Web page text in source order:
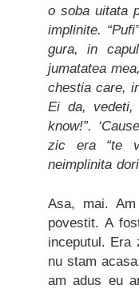
o soba uitata
implinite.
gura, in
jumatatea
chestia care,
Ei da,
know!”.
zic era “te
neimplinita
Asa, mai.
povestit. A
inceputul. Era
nu stam
am adus eu